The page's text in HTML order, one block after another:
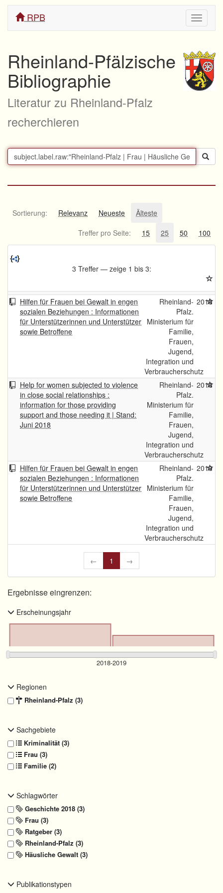
ein/
RPB
Rheinland-Pfälzische
Bibliographie
Literatur zu Rheinland-Pfalz
recherchieren
Sortierung: Relevanz Neueste
Älteste
Treffer pro Seite:
15 25 50 100
3 Treffer — zeige 1 bis 3:
Hilfen für Frauen bei Gewalt in engen
sozialen Beziehungen : Informationen
für Unterstützerinnen und Unterstützer
sowie Betroffene
Rheinland-
Pfalz.
Ministerium für
Familie,
Frauen,
Jugend,
Integration und
Verbraucherschutz
2018
Help for women subjected to violence
in close social relationships :
information for those providing
support and those needing it | Stand:
Juni 2018
Rheinland-
Pfalz.
Ministerium für
Familie,
Frauen,
Jugend,
Integration und
Verbraucherschutz
2018
Hilfen für Frauen bei Gewalt in engen
sozialen Beziehungen : Informationen
für Unterstützerinnen und Unterstützer
sowie Betroffene
Rheinland-
Pfalz.
Ministerium für
Familie,
Frauen,
Jugend,
Integration und
Verbraucherschutz
2019
← 1 →
Ergebnisse eingrenzen:
Erscheinungsjahr
Regionen
Rheinland-Pfalz (3)
Sachgebiete
Kriminalität (3)
Frau (3)
Familie (2)
Schlagwörter
Geschichte 2018 (3)
Frau (3)
Ratgeber (3)
Rheinland-Pfalz (3)
Häusliche Gewalt (3)
Publikationstypen